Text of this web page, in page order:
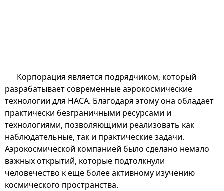
Корпорация является подрядчиком, который
разрабатывает современные аэрокосмические
технологии для НАСА. Благодаря этому она обладает
практически безграничными ресурсами и
технологиями, позволяющими реализовать как
наблюдательные, так и практические задачи.
Аэрокосмической компанией было сделано немало
важных открытий, которые подтолкнули
человечество к еще более активному изучению
космического пространства.